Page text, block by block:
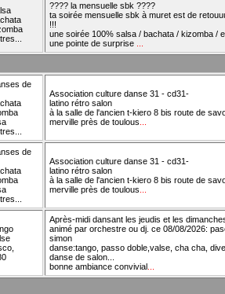
???? la mensuelle sbk ????
ta soirée mensuelle sbk à muret est de
!!!
une soirée 100% salsa / bachata / kizomba /
une pointe de surprise
de
Association culture danse 31 - cd31-
latino rétro salon
à la salle de l'ancien t-kiero 8 bis route de
merville près de toulous
de
Association culture danse 31 - cd31-
latino rétro salon
à la salle de l'ancien t-kiero 8 bis route de
merville près de toulous
Après-midi dansant les jeudis et les
animé par orchestre ou dj. ce 08/08/2026:
simon
danse:tango, passo doble,valse, cha cha,
danse de salon...
bonne ambiance convivial